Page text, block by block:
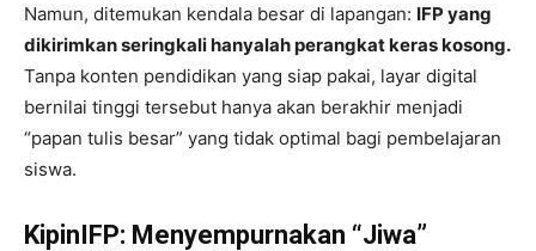
Namun, ditemukan kendala besar di lapangan: IFP yang
dikirimkan seringkali hanyalah perangkat keras kosong.
Tanpa konten pendidikan yang siap pakai, layar digital
bernilai tinggi tersebut hanya akan berakhir menjadi
“papan tulis besar” yang tidak optimal bagi pembelajaran
siswa.
KipinIFP: Menyempurnakan “Jiwa”